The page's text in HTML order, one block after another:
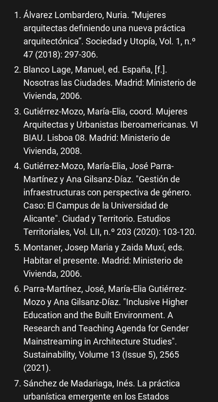
Álvarez Lombardero, Nuria. “Mujeres
arquitectas definiendo una nueva práctica
arquitectónica”. Sociedad y Utopía, Vol. 1, n.º
47 (2018): 297-306.
Blanco Lage, Manuel, ed. España, [f.].
Nosotras las Ciudades. Madrid: Ministerio de
Vivienda, 2006.
Gutiérrez-Mozo, María-Elia, coord. Mujeres
Arquitectas y Urbanistas Iberoamericanas. VI
BIAU. Lisboa 08. Madrid: Ministerio de
Vivienda, 2008.
Gutiérrez-Mozo, María-Elia, José Parra-
Martínez y Ana Gilsanz-Díaz. "Gestión de
infraestructuras con perspectiva de género.
Caso: El Campus de la Universidad de
Alicante". Ciudad y Territorio. Estudios
Territoriales, Vol. LII, n.º 203 (2020): 103-120.
Montaner, Josep Maria y Zaida Muxí, eds.
Habitar el presente. Madrid: Ministerio de
Vivienda, 2006.
Parra-Martínez, José, María-Elia Gutiérrez-
Mozo y Ana Gilsanz-Díaz. "Inclusive Higher
Education and the Built Environment. A
Research and Teaching Agenda for Gender
Mainstreaming in Architecture Studies".
Sustainability, Volume 13 (Issue 5), 2565
(2021).
Sánchez de Madariaga, Inés. La práctica
urbanística emergente en los Estados